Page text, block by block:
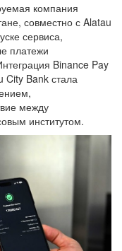
компания
совместно с Alatau
сервиса,
платежи
Binance Pay
City Bank стала
между
институтом.